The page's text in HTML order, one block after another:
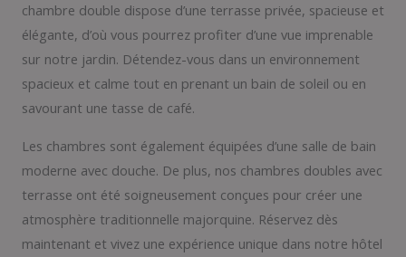
chambre double dispose d’une terrasse privée, spacieuse et
élégante, d’où vous pourrez profiter d’une vue imprenable
sur notre jardin. Détendez-vous dans un environnement
spacieux et calme tout en prenant un bain de soleil ou en
savourant une tasse de café.
Les chambres sont également équipées d’une salle de bain
moderne avec douche. De plus, nos chambres doubles avec
terrasse ont été soigneusement conçues pour créer une
atmosphère traditionnelle majorquine. Réservez dès
maintenant et vivez une expérience unique dans notre hôtel